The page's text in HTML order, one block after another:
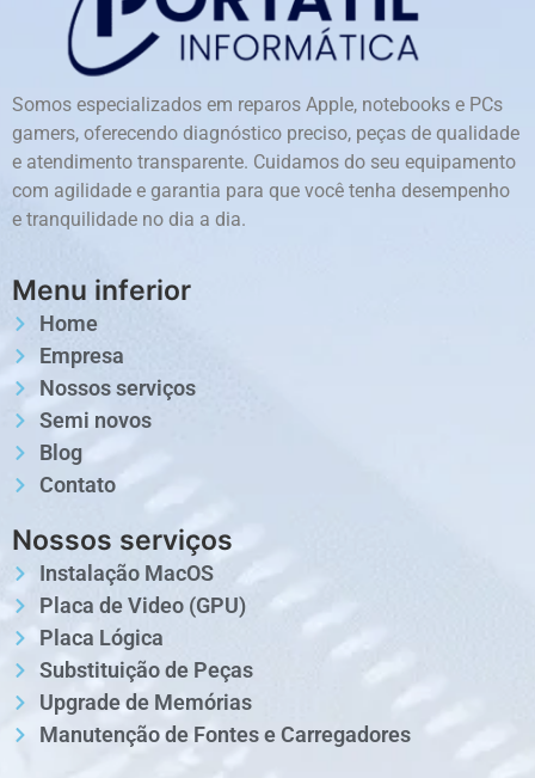
Somos especializados em reparos Apple, notebooks e PCs
gamers, oferecendo diagnóstico preciso, peças de qualidade
e atendimento transparente. Cuidamos do seu equipamento
com agilidade e garantia para que você tenha desempenho
e tranquilidade no dia a dia.
Menu inferior
Home
Empresa
Nossos serviços
Semi novos
Blog
Contato
Nossos serviços
Instalação MacOS
Placa de Video (GPU)
Placa Lógica
Substituição de Peças
Upgrade de Memórias
Manutenção de Fontes e Carregadores